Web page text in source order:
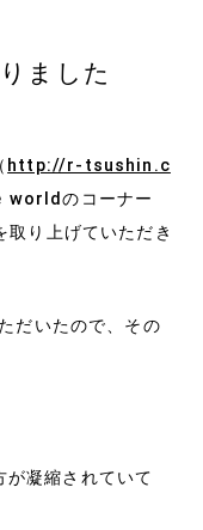
ました
http://r-tsushin.c
worldのコーナー
取り上げていただき
だいたので、その
が凝縮されていて